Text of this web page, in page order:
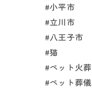
#小平市
#立川市
#八王子市
#猫
#ペット火葬
#ペット葬儀